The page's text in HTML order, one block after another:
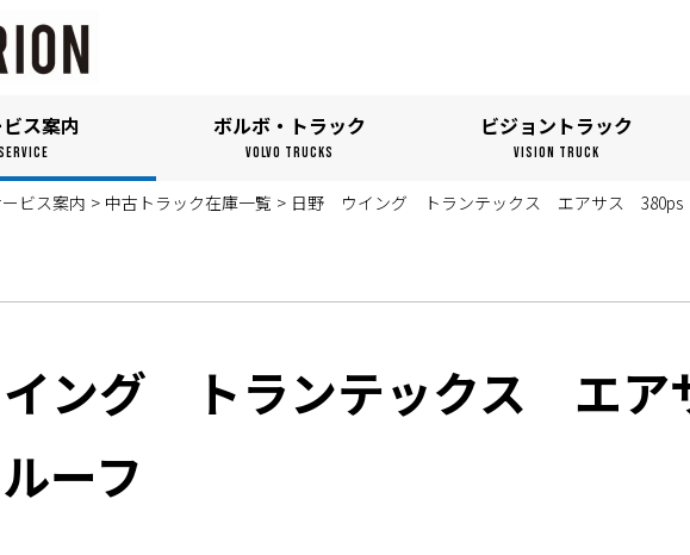
ス案内 ボルボ・トラック
VOLVO TRUCKS
ビジョントラック
VISION TRUCK
ビス案内 > 中古トラック在庫一覧 > 日野 ウイング トランテックス エアサス
ング トランテックス エ
ーフ